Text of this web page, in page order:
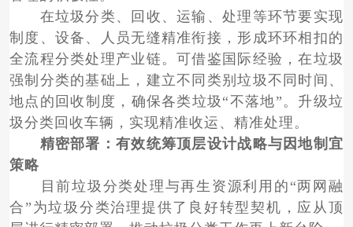
在垃圾分类、回收、运输、处理等环节要实现
制度、设备、人员无缝精准衔接，形成环环相扣的
全流程分类处理产业链。可借鉴国际经验，在垃圾
强制分类的基础上，建立不同类别垃圾不同时间、
地点的回收制度，确保各类垃圾“不落地”。升级垃
圾分类回收车辆，实现精准收运、精准处理。
精密部署：有效统筹顶层设计战略与因地制宜
策略
目前垃圾分类处理与再生资源利用的“两网融
合”为垃圾分类治理提供了良好转型契机，应从顶